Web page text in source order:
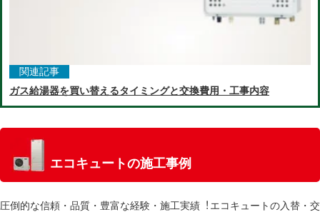
関連記事
ガス給湯器を買い替えるタイミングと交換費用・工事内容
エコキュートの施工事例
圧倒的な信頼・品質・豊富な経験・施⼯実績︕エコキュートの⼊替・交